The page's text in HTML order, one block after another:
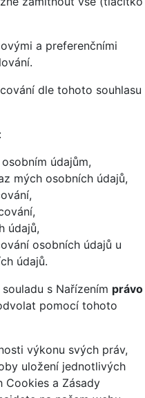
a preferenčními
dle tohoto souhlasu
údajům,
mých osobních údajů,
údajů,
osobních údajů u
údajů.
s Nařízením právo
pomocí tohoto
výkonu svých práv,
uložení jednotlivých
Cookies a Zásady